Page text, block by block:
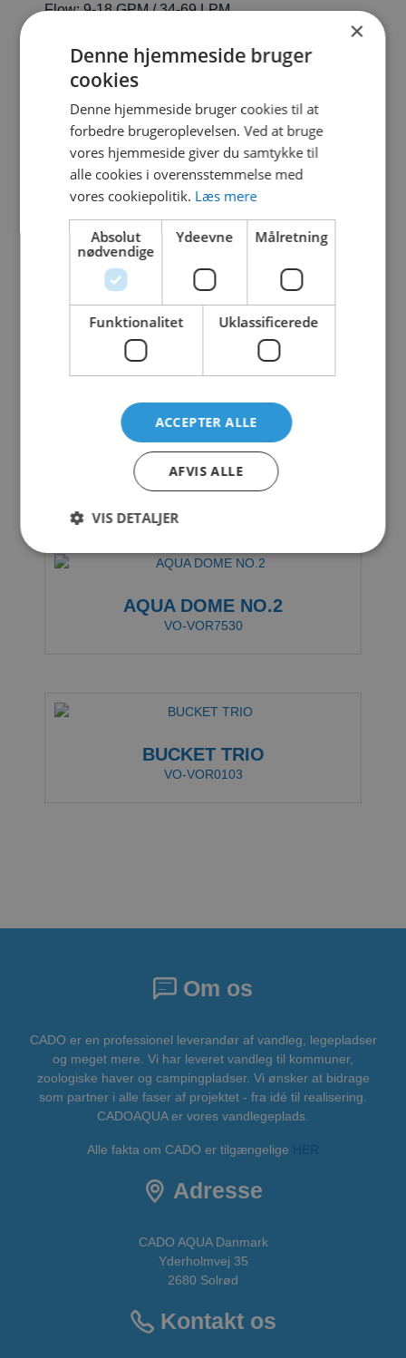
Flow:9-18 GPM / 34-69 LPM
Kontakta oss
Relaterede varer
FLOWER NO.2
VO-VOR7550
AQUALIEN FLOWER NO.1
VO-VOR7388
AQUA DOME NO.2
VO-VOR7530
BUCKET TRIO
VO-VOR0103
Om os
CADO er en professionel leverandør af vandleg, legepladser
og meget mere. Vi har leveret vandleg til kommuner,
zoologiske haver og campingpladser. Vi ønsker at bidrage
som partner i alle faser af projektet - fra idé til realisering.
CADOAQUA er vores vandlegeplads.
Alle fakta om CADO er tilgængelige
Adresse
CADO AQUA Danmark
Yderholmvej 35
2680 Solrød
Kontakt os
×
Denne hjemmeside bruger
cookies
Denne hjemmeside bruger cookies til at
forbedre brugeroplevelsen. Ved at bruge
vores hjemmeside giver du samtykke til
alle cookies i overensstemmelse med
vores cookiepolitik. Læs mere
Absolut
nødvendige
Ydeevne Målretning
Funktionalitet Uklassificerede
ACCEPTER ALLE
AFVIS ALLE
VIS DETALJER